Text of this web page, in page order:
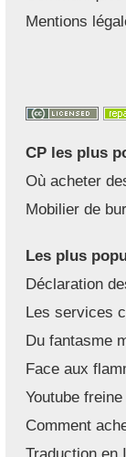
Mentions
CP les plus
Où acheter
Mobilier de
Les plus
Déclaration
Les services
Du fantasme
Face aux
Youtube
Comment
Traduction en